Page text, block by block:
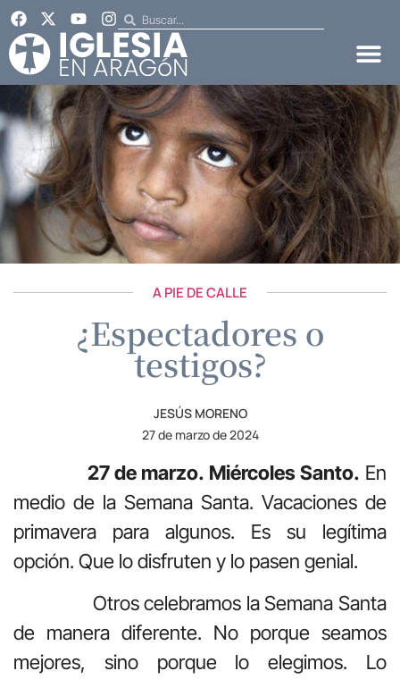
A PIE DE CALLE
¿Espectadores o
testigos?
JESÚS MORENO
27 de marzo de 2024
27 de marzo. Miércoles Santo. En
medio de la Semana Santa. Vacaciones de
primavera para algunos. Es su legítima
opción. Que lo disfruten y lo pasen genial.
Otros celebramos la Semana Santa
de manera diferente. No porque seamos
mejores, sino porque lo elegimos. Lo